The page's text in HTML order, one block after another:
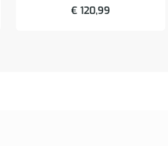
€ 120,99